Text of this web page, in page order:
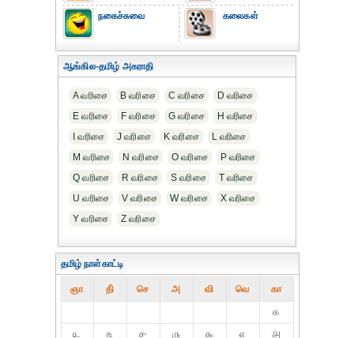
நகைச்சுவை கலைகள்
ஆங்கில-தமிழ் அகராதி
A வரிசை B வரிசை C வரிசை
D வரிசை
E வரிசை
F வரிசை G வரிசை
H வரிசை
I வரிசை
J வரிசை K வரிசை
L வரிசை
M வரிசை
N வரிசை O வரிசை
P வரிசை
Q வரிசை
R வரிசை S வரிசை
T வரிசை
U வரிசை
V வரிசை W வரிசை
X வரிசை
Y வரிசை
Z வரிசை
தமிழ் நாள்காட்டி
ஞா தி் செ அ வி வெ கா
௧
௨
௩ ௪ ௫ ௬ ௭ ௮